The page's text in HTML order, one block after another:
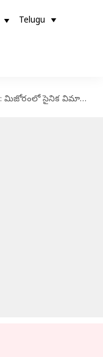
Telugu
సైనిక విమాన ప్రమాదం.. ఎనిమిది మందికి గాయాలు